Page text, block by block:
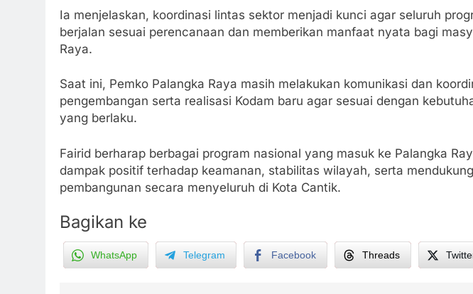
Ia menjelaskan, koordinasi lintas sektor menjadi kunci agar seluruh
berjalan sesuai perencanaan dan memberikan manfaat nyata bagi
Raya.
Saat ini, Pemko Palangka Raya masih melakukan komunikasi dan
pengembangan serta realisasi Kodam baru agar sesuai dengan
yang berlaku.
Fairid berharap berbagai program nasional yang masuk ke Palangka
dampak positif terhadap keamanan, stabilitas wilayah, serta
pembangunan secara menyeluruh di Kota Cantik.
Bagikan ke
WhatsApp Telegram Facebook Threads
Ketua dan Empat Komisioner